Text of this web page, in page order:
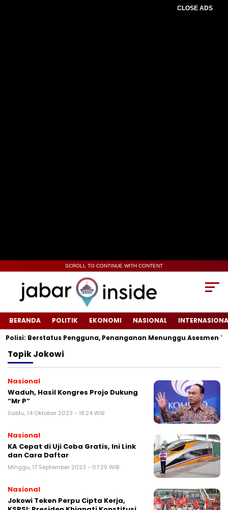
CLOSE ADS
SCROLL TO CONTINUE WITH CONTENT
BERANDA POLITIK EKONOMI NASIONAL
Berstatus Pengguna, Penanganan Menunggu Asesmen
TopikJokowi
Nasional
Waduh, Hasil Kongres Projo Dukung
“Mr P”
Sabtu, 14 Oktober 2023 - 18:24 WIB
Nasional
KA Cepat di Uji Coba Gratis, Ini Link
dan Cara Daftar
Minggu, 17 September 2023 - 07:29 WIB
Nasional
Jokowi Teken Perpu Cipta Kerja,